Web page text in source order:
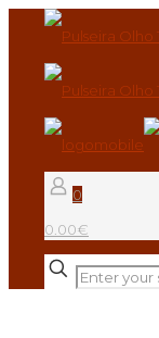
0
0.00€